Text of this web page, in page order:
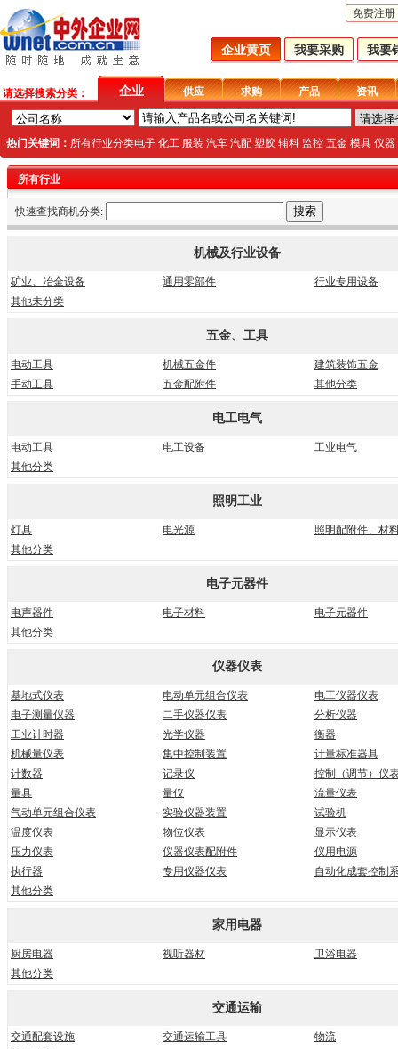
免费注册
企业黄页 我要采购 我要
请选择搜索分类： 企业 供应 求购 产品 资讯
热门关键词： 所有行业分类电子 化工 服装 汽车 汽配 塑胶 辅料 监控 五金 模具 仪器
所有行业
快速查找商机分类:
机械及行业设备
矿业、冶金设备 通用零部件
行业专用设备
其他未分类
五金、工具
电动工具 机械五金件
建筑装饰五金
手动工具
五金配附件 其他分类
电工电气
电动工具 电工设备
工业电气
其他分类
照明工业
灯具 电光源
照明配附件、材
其他分类
电子元器件
电声器件 电子材料
电子元器件
其他分类
仪器仪表
基地式仪表 电动单元组合仪表
电工仪器仪表
电子测量仪器
二手仪器仪表
分析仪器
工业计时器
光学仪器
衡器
机械量仪表
集中控制装置
计量标准器具
计数器
记录仪
控制（调节）仪
量具
量仪
流量仪表
气动单元组合仪表
实验仪器装置
试验机
温度仪表
物位仪表
显示仪表
压力仪表
仪器仪表配附件
仪用电源
执行器
专用仪器仪表
自动化成套控制
其他分类
家用电器
厨房电器 视听器材
卫浴电器
其他分类
交通运输
交通配套设施 交通运输工具
物流